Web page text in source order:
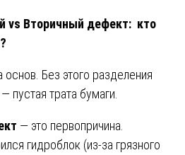
vs Вторичный дефект: кто
Без этого разделения
пустая трата бумаги.
— это первопричина.
гидроблок (из-за грязного